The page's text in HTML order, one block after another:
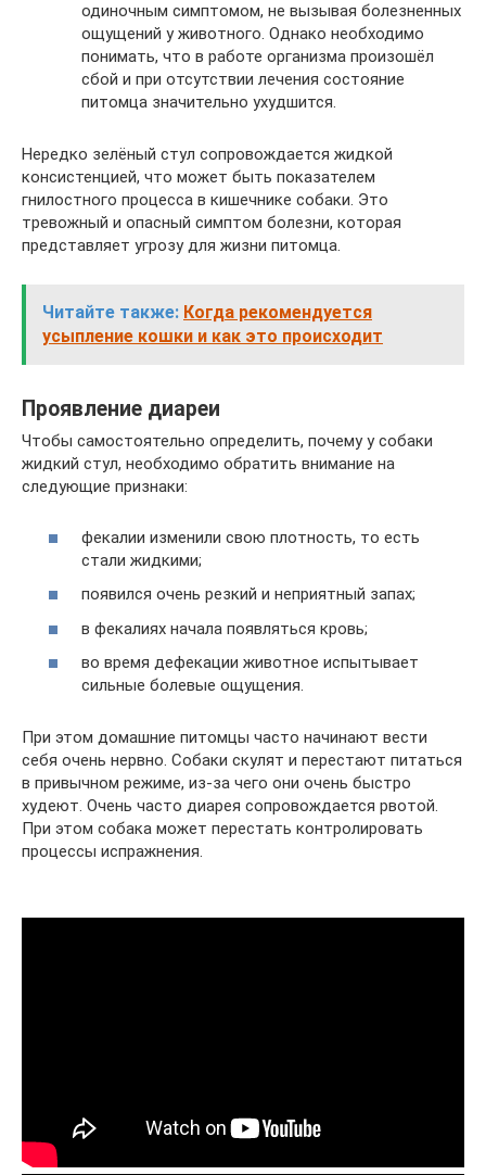
одиночным симптомом, не вызывая болезненных
ощущений у животного. Однако необходимо
понимать, что в работе организма произошёл
сбой и при отсутствии лечения состояние
питомца значительно ухудшится.
Нередко зелёный стул сопровождается жидкой
консистенцией, что может быть показателем
гнилостного процесса в кишечнике собаки. Это
тревожный и опасный симптом болезни, которая
представляет угрозу для жизни питомца.
Читайте также: Когда рекомендуется
усыпление кошки и как это происходит
Проявление диареи
Чтобы самостоятельно определить, почему у собаки
жидкий стул, необходимо обратить внимание на
следующие признаки:
фекалии изменили свою плотность, то есть
стали жидкими;
появился очень резкий и неприятный запах;
в фекалиях начала появляться кровь;
во время дефекации животное испытывает
сильные болевые ощущения.
При этом домашние питомцы часто начинают вести
себя очень нервно. Собаки скулят и перестают питаться
в привычном режиме, из-за чего они очень быстро
худеют. Очень часто диарея сопровождается рвотой.
При этом собака может перестать контролировать
процессы испражнения.